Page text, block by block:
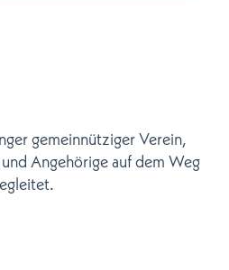
gemeinnütziger Verein,
Angehörige auf dem Weg